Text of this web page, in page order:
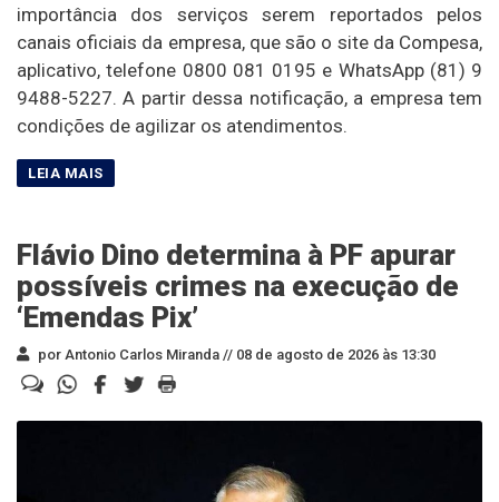
importância dos serviços serem reportados pelos
canais oficiais da empresa, que são o site da Compesa,
aplicativo, telefone 0800 081 0195 e WhatsApp (81) 9
9488-5227. A partir dessa notificação, a empresa tem
condições de agilizar os atendimentos.
Flávio Dino determina à PF apurar
possíveis crimes na execução de
‘Emendas Pix’
por Antonio Carlos Miranda // 08 de agosto de 2026 às 13:30